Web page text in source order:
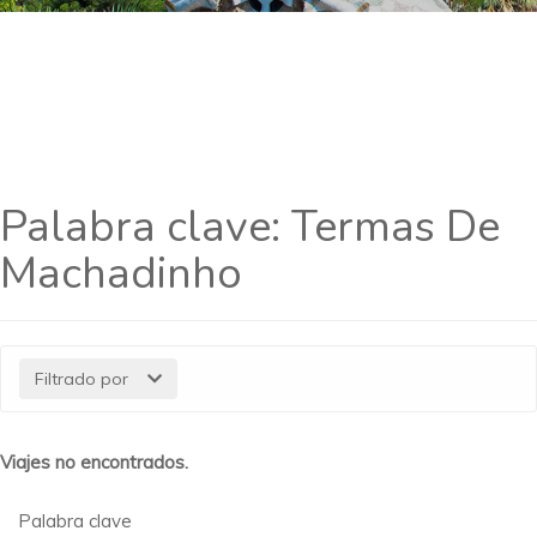
Palabra clave: Termas De
Machadinho
Filtrado por
Viajes no encontrados.
Palabra clave